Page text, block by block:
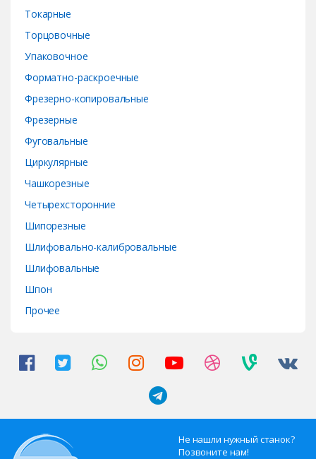
Токарные
Торцовочные
Упаковочное
Форматно-раскроечные
Фрезерно-копировальные
Фрезерные
Фуговальные
Циркулярные
Чашкорезные
Четырехсторонние
Шипорезные
Шлифовально-калибровальные
Шлифовальные
Шпон
Прочее
Не нашли нужный станок?
Позвоните нам!